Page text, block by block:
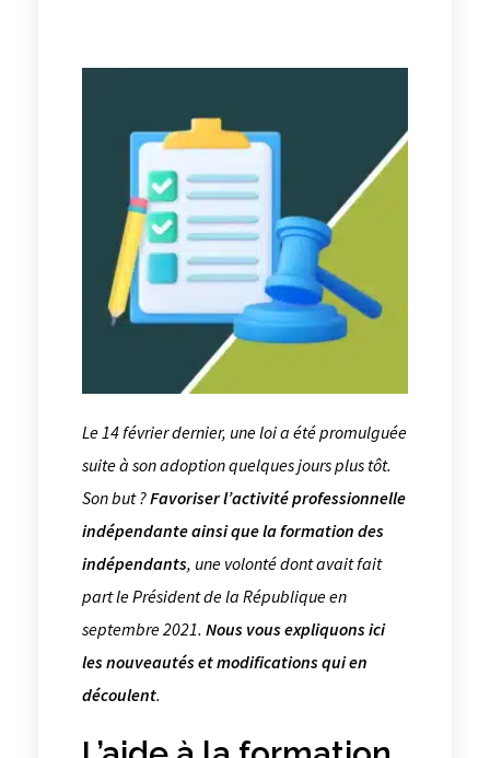
Le 14 février dernier, une loi a été promulguée
suite à son adoption quelques jours plus tôt.
Son but ?Favoriser l’activité professionnelle
indépendante ainsi que la formation des
indépendants, une volonté dont avait fait
part le Président de la République en
septembre 2021. Nous vous expliquons ici
les nouveautés et modifications qui en
découlent.